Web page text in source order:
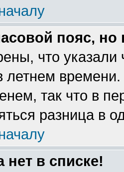
пояс,
что указали
летнем
так что в
разница в
нет в списке!